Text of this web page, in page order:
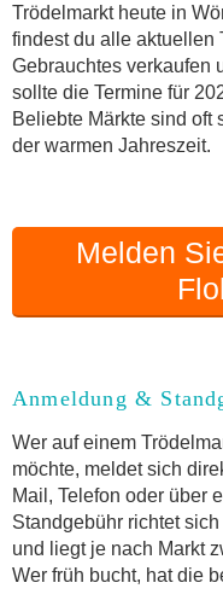
Welche
Aktuelle
Donau und
Kleinanzeigen
zum Trödelmarkt
Flohmarkt-
Trödelmarkt heute in
findest du alle aktuellen
Gebrauchtes verkaufen
sollte die Termine für
Beliebte Märkte sind oft
der warmen Jahreszeit.
Melden
Anmeldung &
Wer auf einem
möchte, meldet sich
Mail, Telefon oder über
Standgebühr richtet
und liegt je nach Markt
Wer früh bucht, hat die